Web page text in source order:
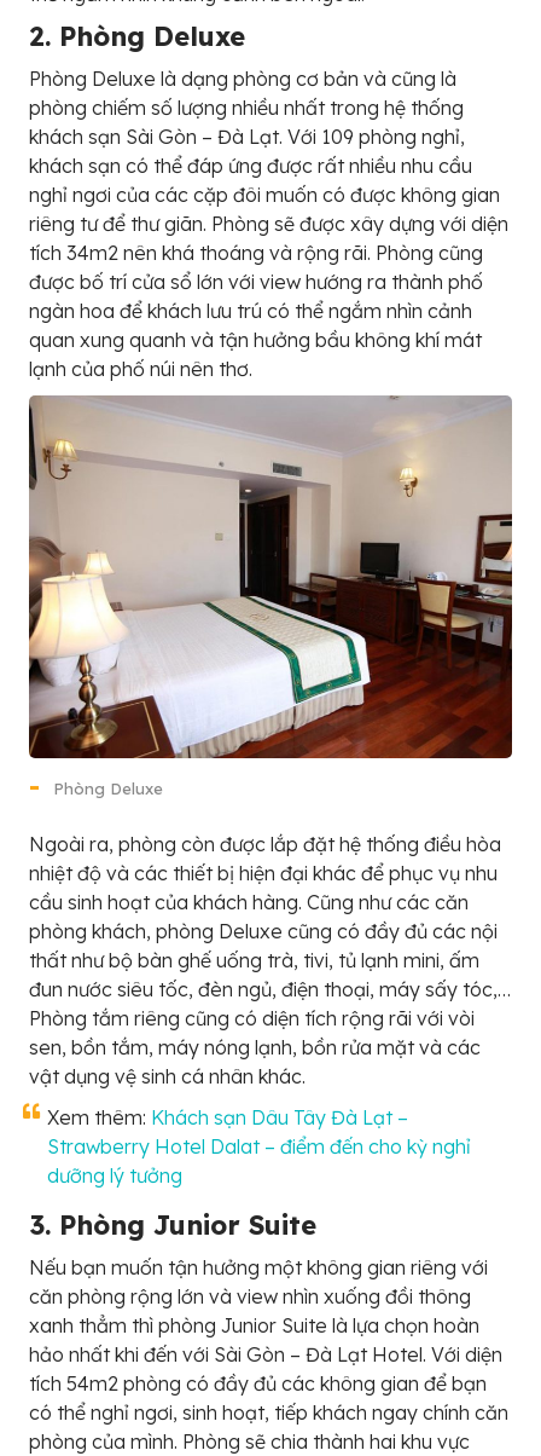
2. Phòng Deluxe
Phòng Deluxe là dạng phòng cơ bản và cũng là
phòng chiếm số lượng nhiều nhất trong hệ thống
khách sạn Sài Gòn – Đà Lạt. Với 109 phòng nghỉ,
khách sạn có thể đáp ứng được rất nhiều nhu cầu
nghỉ ngơi của các cặp đôi muốn có được không gian
riêng tư để thư giãn. Phòng sẽ được xây dựng với diện
tích 34m2 nên khá thoáng và rộng rãi. Phòng cũng
được bố trí cửa sổ lớn với view hướng ra thành phố
ngàn hoa để khách lưu trú có thể ngắm nhìn cảnh
quan xung quanh và tận hưởng bầu không khí mát
lạnh của phố núi nên thơ.
Phòng Deluxe
Ngoài ra, phòng còn được lắp đặt hệ thống điều hòa
nhiệt độ và các thiết bị hiện đại khác để phục vụ nhu
cầu sinh hoạt của khách hàng. Cũng như các căn
phòng khách, phòng Deluxe cũng có đầy đủ các nội
thất như bộ bàn ghế uống trà, tivi, tủ lạnh mini, ấm
đun nước siêu tốc, đèn ngủ, điện thoại, máy sấy tóc,…
Phòng tắm riêng cũng có diện tích rộng rãi với vòi
sen, bồn tắm, máy nóng lạnh, bồn rửa mặt và các
vật dụng vệ sinh cá nhân khác.
Xem thêm: Khách sạn Dâu Tây Đà Lạt –
Strawberry Hotel Dalat – điểm đến cho kỳ nghỉ
dưỡng lý tưởng
3. Phòng Junior Suite
Nếu bạn muốn tận hưởng một không gian riêng với
căn phòng rộng lớn và view nhìn xuống đồi thông
xanh thẳm thì phòng Junior Suite là lựa chọn hoàn
hảo nhất khi đến với Sài Gòn – Đà Lạt Hotel. Với diện
tích 54m2 phòng có đầy đủ các không gian để bạn
có thể nghỉ ngơi, sinh hoạt, tiếp khách ngay chính căn
phòng của mình. Phòng sẽ chia thành hai khu vực